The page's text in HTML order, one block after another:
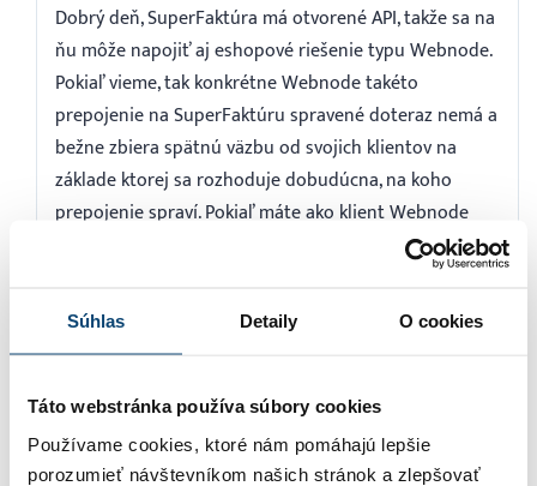
Súhlas Detaily O cookies
Táto webstránka používa súbory cookies
Používame cookies, ktoré nám pomáhajú lepšie
porozumieť návštevníkom našich stránok a zlepšovať
Dobrý deň, SuperFaktúra má otvorené API, takže sa na
ňu môže napojiť aj eshopové riešenie typu Webnode.
Pokiaľ vieme, tak konkrétne Webnode takéto
prepojenie na SuperFaktúru spravené doteraz nemá a
bežne zbiera spätnú väzbu od svojich klientov na
základe ktorej sa rozhoduje dobudúcna, na koho
prepojenie spraví. Pokiaľ máte ako klient Webnode
záujem, je potrebné osloviť Webnode, či Vám chcú
takéto prepojenie pripraviť, aby vedeli, že zo strany
ich klientov je o to záujem (od nás už z minulosti túto
19.3.2021 9:34
Odpovedať